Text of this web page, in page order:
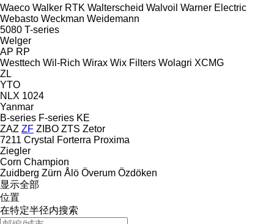
Waeco Walker RTK Walterscheid Walvoil Warner Electric
Webasto Weckman Weidemann
5080 T-series
Welger
AP RP
Westtech Wil-Rich Wirax Wix Filters Wolagri XCMG
ZL
YTO
NLX 1024
Yanmar
B-series F-series KE
ZAZ ZF ZIBO ZTS Zetor
7211 Crystal Forterra Proxima
Ziegler
Corn Champion
Zuidberg Zürn Ålö Överum Özdöken
显示全部
位置
在特定半径内搜索